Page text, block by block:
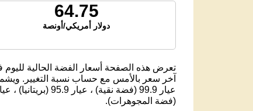
64.75
دولار أمريكي/أونصة
آخر سعر بالأمس مع حساب نسبة التغيير.
(فضة المجوهرات).